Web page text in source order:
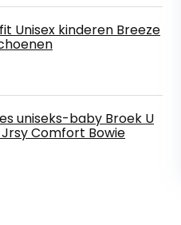
Unisex kinderen Breeze
uniseks-baby Broek U
Comfort Bowie